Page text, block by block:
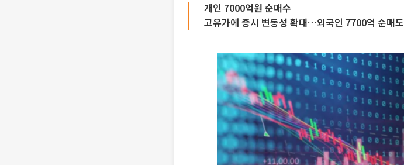
개인 7000억원 순매수
고유가에 증시 변동성 확대…외국인 7700억 순매도